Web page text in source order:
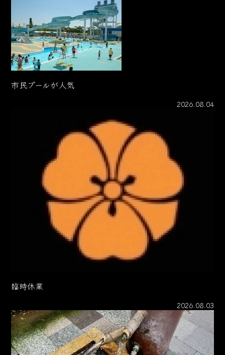
市民プールが人気
2026.08.04
臨時休業
2026.08.03